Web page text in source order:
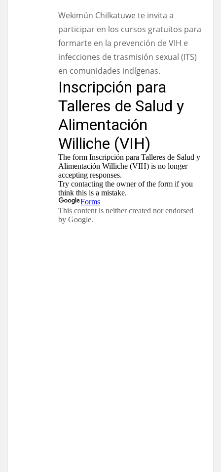
Wekimün Chilkatuwe te invita a
participar en los cursos gratuitos para
formarte en la prevención de VIH e
infecciones de trasmisión sexual (ITS)
en comunidades indígenas.